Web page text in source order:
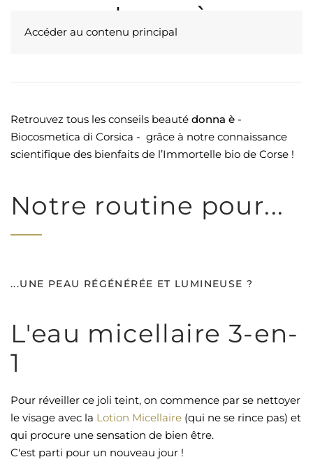
Accéder au contenu principal
Retrouvez tous les conseils beauté donna è -
Biocosmetica di Corsica - grâce à notre connaissance
scientifique des bienfaits de l’Immortelle bio de Corse !
Notre routine pour...
...UNE PEAU RÉGÉNÉRÉE ET LUMINEUSE ?
L'eau micellaire 3-en-
1
Pour réveiller ce joli teint, on commence par se nettoyer
le visage avec la Lotion Micellaire (qui ne se rince pas) et
qui procure une sensation de bien être.
C'est parti pour un nouveau jour !